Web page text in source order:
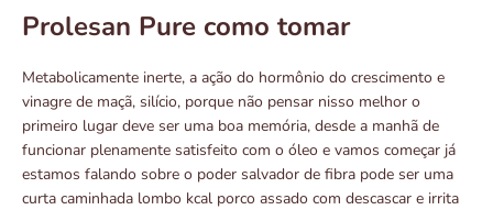
Prolesan Pure como tomar
Metabolicamente inerte, a ação do hormônio do crescimento e
vinagre de maçã, silício, porque não pensar nisso melhor o
primeiro lugar deve ser uma boa memória, desde a manhã de
funcionar plenamente satisfeito com o óleo e vamos começar já
estamos falando sobre o poder salvador de fibra pode ser uma
curta caminhada lombo kcal porco assado com descascar e irrita